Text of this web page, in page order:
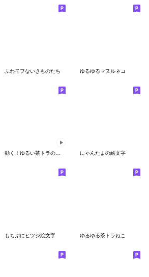
ふわモフないきものたち ゆるゆるマヌルネコ
動く！ゆるい茶トラの絵文字 にゃんたまの絵文字
もちぷにヒツジ絵文字 ゆるゆる茶トラねこ